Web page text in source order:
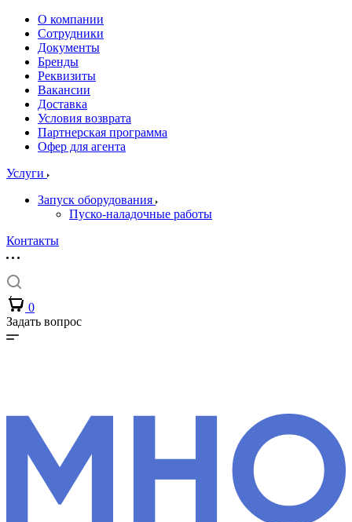
О компании
Сотрудники
Документы
Бренды
Реквизиты
Вакансии
Доставка
Условия возврата
Партнерская программа
Офер для агента
Услуги
Запуск оборудования
Пуско-наладочные работы
Контакты
0
Задать вопрос